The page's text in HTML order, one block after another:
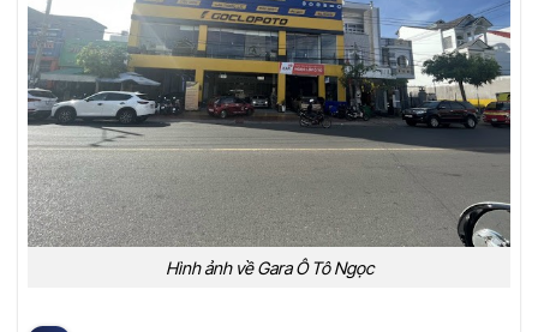
Hình ảnh về Gara Ô Tô Ngọc